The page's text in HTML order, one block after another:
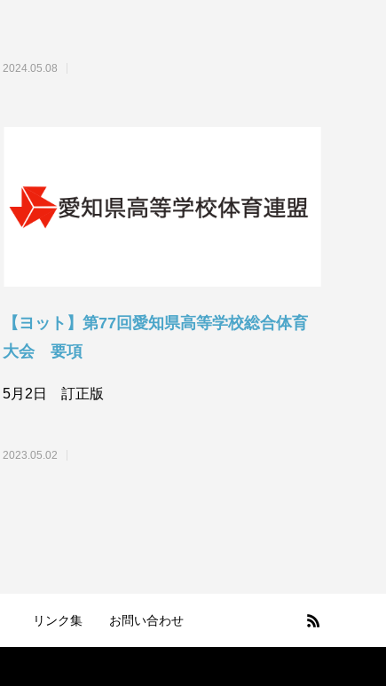
2024.05.08
【ヨット】第77回愛知県高等学校総合体育
大会 要項
5月2日 訂正版
2023.05.02
リンク集 お問い合わせ